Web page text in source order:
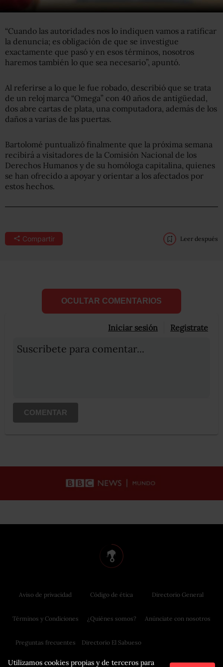
“Cuando las autoridades nos lo indiquen vamos a ratificar
la denuncia; es obligación de que se investigue
exactamente que pasó y en esos términos, nosotros
haremos también lo que sea necesario”, apuntó.
Al referirse a lo que le fue robado, describió que se trata
de un reloj marca “Omega” con 40 años de antigüedad,
dos abre cartas de plata, una computadora, además de los
daños a varias de las puertas.
Bartolomé puntualizó finalmente que la próxima semana
recibirá a visitadores de la Comisión Nacional de los
Derechos Humanos y de su homóloga capitalina, quienes
se han ofrecido a apoyar y orientar a los afectados por
estos hechos.
Compartir Leer después
OCULTAR COMENTARIOS
Iniciar sesión Registrate
Suscribete para comentar...
COMENTAR
Utilizamos cookies propias y de terceros para
Aviso de privacidad
Términos y Condiciones
Preguntas frecuentes
Código de ética
¿Quiénes somos?
Directorio El Sabueso
Directorio General
Anúnciate con nosotros